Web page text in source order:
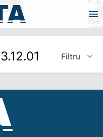
Filtru